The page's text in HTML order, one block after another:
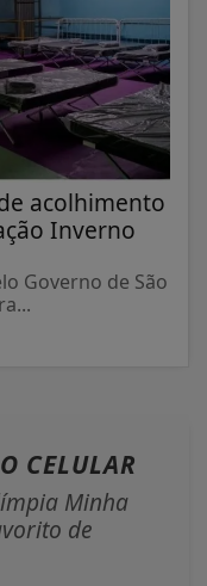
acolhimento
Inverno
Governo de São
CELULAR
Minha
de